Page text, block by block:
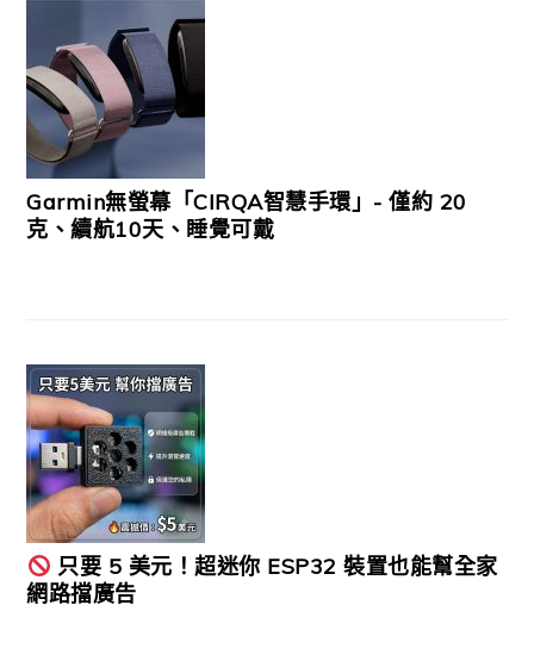
Garmin無螢幕「CIRQA智慧手環」- 僅約 20
克、續航10天、睡覺可戴
只要 5 美元！超迷你 ESP32 裝置也能幫全家
網路擋廣告